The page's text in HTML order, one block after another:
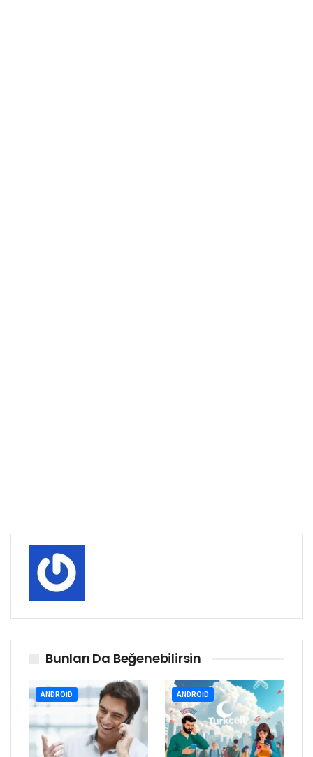
Bunları Da Beğenebilirsin
ANDROID ANDROID